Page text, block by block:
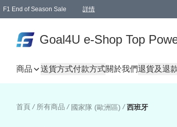
F1 End of Season Sale 詳情
Goal4U e-Shop Top
商品 送貨方式付款方式關於我們退貨及退
首頁 / 所有商品 / 國家隊 (歐洲區) / 西班牙